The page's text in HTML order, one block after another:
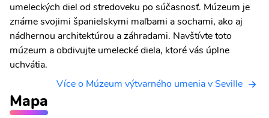
umeleckých diel od stredoveku po súčasnosť. Múzeum je
známe svojimi španielskymi maľbami a sochami, ako aj
nádhernou architektúrou a záhradami. Navštívte toto
múzeum a obdivujte umelecké diela, ktoré vás úplne
uchvátia.
Více o Múzeum výtvarného umenia v Seville
Mapa